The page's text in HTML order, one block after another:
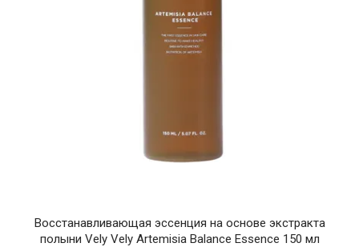
Восстанавливающая эссенция на основе экстракта
полыни Vely Vely Artemisia Balance Essence 150 мл